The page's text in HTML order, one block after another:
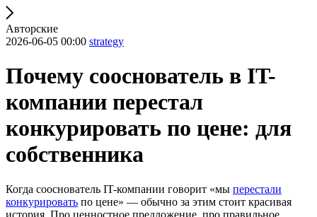
Авторские
2026-06-05 00:00 strategy
Почему сооснователь в IT-
компании перестал
конкурировать по цене: для
собственника
Когда сооснователь IT-компании говорит «мы перестали
конкурировать по цене» — обычно за этим стоит красивая
история. Про ценностное предложение, про правильное